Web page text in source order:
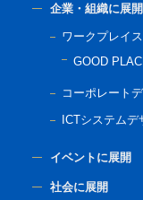
企業・組織に展開
ワークプレイ
GOOD
コーポレート
ICTシステムデ
イベントに展開
社会に展開